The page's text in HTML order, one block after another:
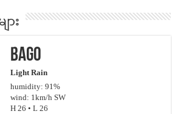
ား
Bago
Light Rain
humidity: 91%
wind: 1km/h SW
H 26 • L 26